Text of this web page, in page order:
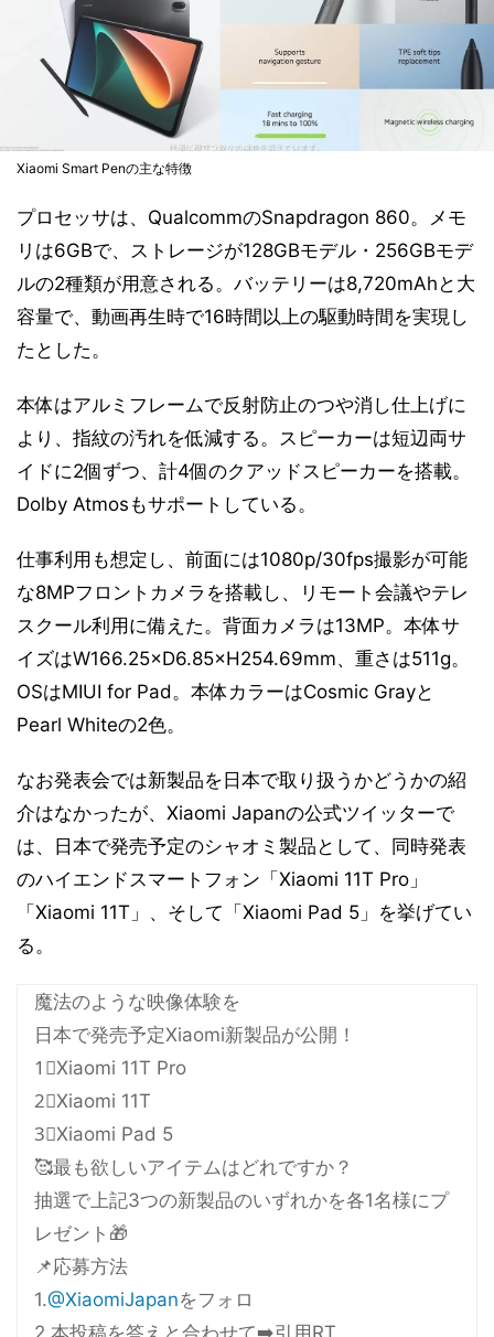
Xiaomi Smart Penの主な特徴
プロセッサは、QualcommのSnapdragon 860。メモ
リは6GBで、ストレージが128GBモデル・256GBモデ
ルの2種類が用意される。バッテリーは8,720mAhと大
容量で、動画再生時で16時間以上の駆動時間を実現し
たとした。
本体はアルミフレームで反射防止のつや消し仕上げに
より、指紋の汚れを低減する。スピーカーは短辺両サ
イドに2個ずつ、計4個のクアッドスピーカーを搭載。
Dolby Atmosもサポートしている。
仕事利用も想定し、前面には1080p/30fps撮影が可能
な8MPフロントカメラを搭載し、リモート会議やテレ
スクール利用に備えた。背面カメラは13MP。本体サ
イズはW166.25×D6.85×H254.69mm、重さは511g。
OSはMIUI for Pad。本体カラーはCosmic Grayと
Pearl Whiteの2色。
なお発表会では新製品を日本で取り扱うかどうかの紹
介はなかったが、Xiaomi Japanの公式ツイッターで
は、日本で発売予定のシャオミ製品として、同時発表
のハイエンドスマートフォン「Xiaomi 11T Pro」
「Xiaomi 11T」、そして「Xiaomi Pad 5」を挙げてい
る。
魔法のような映像体験を
日本で発売予定Xiaomi新製品が公開！
1⃣Xiaomi 11T Pro
2⃣Xiaomi 11T
3⃣Xiaomi Pad 5
🥰最も欲しいアイテムはどれですか？
抽選で上記3つの新製品のいずれかを各1名様にプ
レゼント🎁
📌応募方法
1.@XiaomiJapanをフォロ
2.本投稿を答えと合わせて➡️引用RT